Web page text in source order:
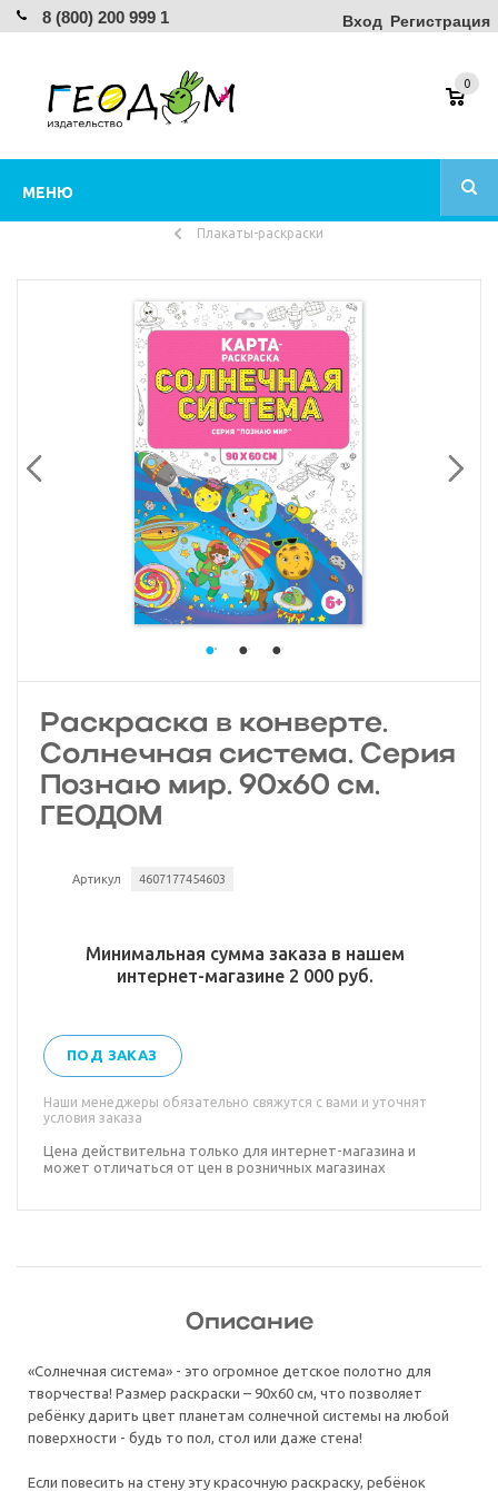
8 (800) 200 999 1 Вход Регистрация
МЕНЮ
0
Плакаты-раскраски
Раскраска в конверте.
Солнечная система. Серия
Познаю мир. 90х60 см.
ГЕОДОМ
Артикул 4607177454603
Минимальная сумма заказа в нашем
интернет-магазине 2 000 руб.
ПОД ЗАКАЗ
Наши менеджеры обязательно свяжутся с вами и уточнят
условия заказа
Цена действительна только для интернет-магазина и
может отличаться от цен в розничных магазинах
Описание
«Солнечная система» - это огромное детское полотно для
творчества! Размер раскраски – 90x60 см, что позволяет
ребёнку дарить цвет планетам солнечной системы на любой
поверхности - будь то пол, стол или даже стена!
Если повесить на стену эту красочную раскраску, ребёнок